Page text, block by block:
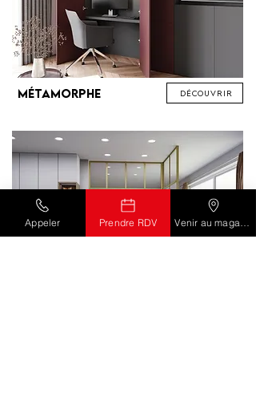
Métamorphe Découvrir
Appeler Prendre RDV